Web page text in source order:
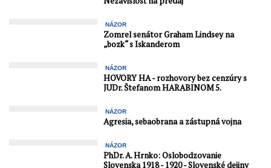
NÁZOR
Zomrel senátor Graham Lindsey na
„bozk“ s Iskanderom
NÁZOR
HOVORY HA - rozhovory bez cenzúry s
JUDr. Štefanom HARABINOM 5.
NÁZOR
Agresia, sebaobrana a zástupná vojna
NÁZOR
PhDr. A. Hrnko: Oslobodzovanie
Slovenska 1918 - 1920 - Slovenské dejiny